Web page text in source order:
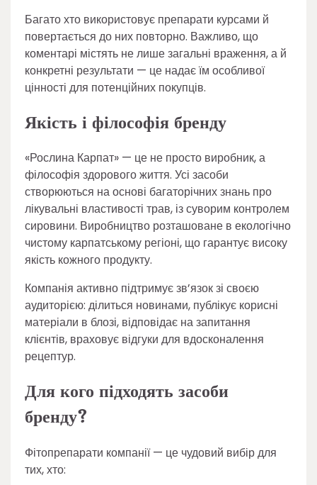
Багато хто використовує препарати курсами й
повертається до них повторно. Важливо, що
коментарі містять не лише загальні враження, а й
конкретні результати — це надає їм особливої
цінності для потенційних покупців.
Якість і філософія бренду
«Рослина Карпат» — це не просто виробник, а
філософія здорового життя. Усі засоби
створюються на основі багаторічних знань про
лікувальні властивості трав, із суворим контролем
сировини. Виробництво розташоване в екологічно
чистому карпатському регіоні, що гарантує високу
якість кожного продукту.
Компанія активно підтримує зв’язок зі своєю
аудиторією: ділиться новинами, публікує корисні
матеріали в блозі, відповідає на запитання
клієнтів, враховує відгуки для вдосконалення
рецептур.
Для кого підходять засоби
бренду?
Фітопрепарати компанії — це чудовий вибір для
тих, хто: